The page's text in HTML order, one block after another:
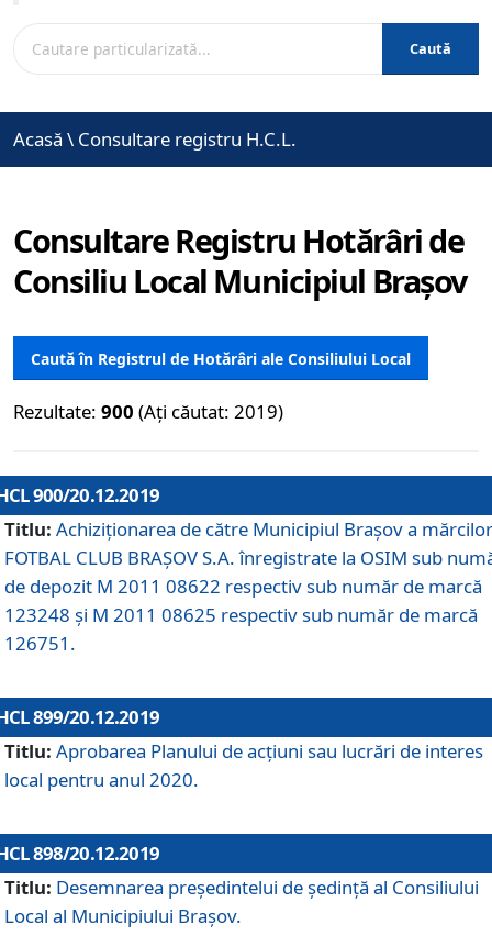
Caută
Acasă \ Consultare registru H.C.L.
Consultare Registru Hotărâri de
Consiliu Local Municipiul Brașov
Caută în Registrul de Hotărâri ale Consiliului Local
Rezultate: 900 (Ați căutat: 2019)
900/20.12.2019
Titlu: Achiziționarea de către Municipiul Brașov a mărcilor
FOTBAL CLUB BRAȘOV S.A. înregistrate la OSIM sub
de depozit M 2011 08622 respectiv sub număr de marcă
123248 și M 2011 08625 respectiv sub număr de marcă
126751.
899/20.12.2019
Titlu: Aprobarea Planului de acţiuni sau lucrări de interes
local pentru anul 2020.
898/20.12.2019
Titlu: Desemnarea preşedintelui de şedinţă al Consiliului
Local al Municipiului Braşov.